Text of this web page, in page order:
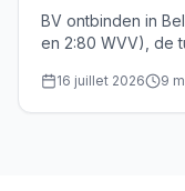
BV ontbinden in
en 2:80 WVV), de
vereffeningsbonus.
16 juillet 2026 9